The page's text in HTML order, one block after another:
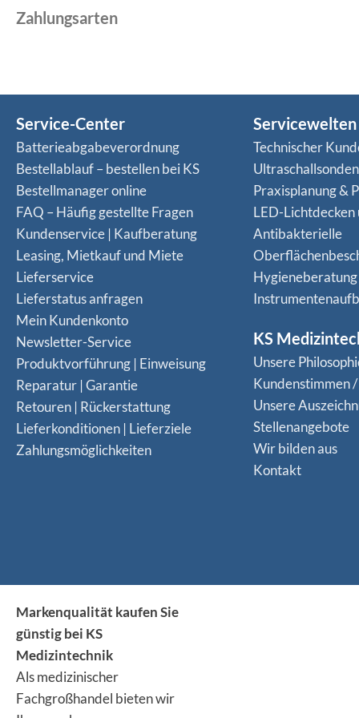
Zahlungsarten
Service-Center
Batterieabgabeverordnung
Bestellablauf – bestellen bei KS
Bestellmanager online
FAQ – Häufig gestellte Fragen
Kundenservice | Kaufberatung
Leasing, Mietkauf und Miete
Lieferservice
Lieferstatus anfragen
Mein Kundenkonto
Newsletter-Service
Produktvorführung | Einweisung
Reparatur | Garantie
Retouren | Rückerstattung
Lieferkonditionen | Lieferziele
Zahlungsmöglichkeiten
Servicewelten
Technischer
Praxisplanung &
LED-
Antibakterielle
KS
Unsere
Kundenstimmen
Unsere
Stellenangebote
Wir bilden aus
Kontakt
Markenqualität kaufen Sie
günstig bei KS
Medizintechnik
Als medizinischer
Fachgroßhandel bieten wir